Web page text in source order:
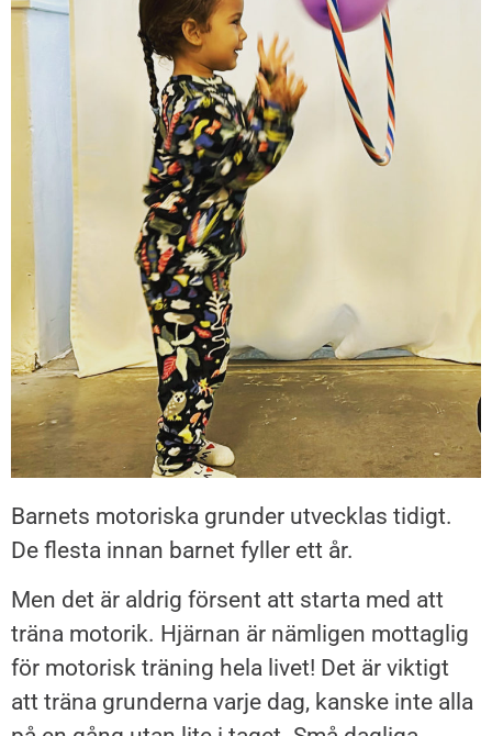
Barnets motoriska grunder utvecklas tidigt.
De flesta innan barnet fyller ett år.
Men det är aldrig försent att starta med att
träna motorik. Hjärnan är nämligen mottaglig
för motorisk träning hela livet! Det är viktigt
att träna grunderna varje dag, kanske inte alla